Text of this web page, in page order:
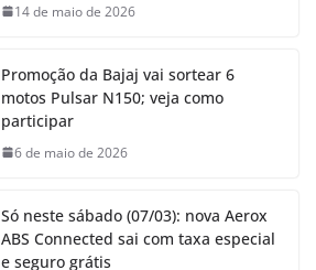
14 de maio de 2026
Promoção da Bajaj vai sortear 6
motos Pulsar N150; veja como
participar
6 de maio de 2026
Só neste sábado (07/03): nova Aerox
ABS Connected sai com taxa especial
e seguro grátis